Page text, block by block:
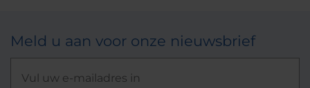
Meld u aan voor onze nieuwsbrief